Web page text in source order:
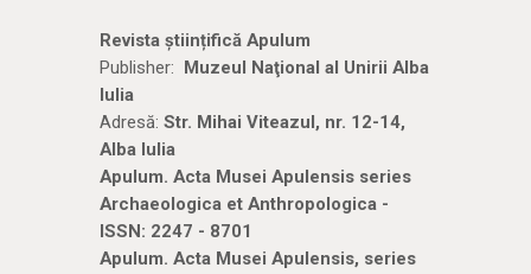
Revista științifică Apulum
Publisher: Muzeul Naţional al Unirii Alba
Iulia
Adresă: Str. Mihai Viteazul, nr. 12-14,
Alba Iulia
Apulum. Acta Musei Apulensis series
Archaeologica et Anthropologica -
ISSN: 2247 - 8701
Apulum. Acta Musei Apulensis, series